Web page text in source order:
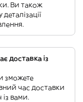
Ви також
доставка із
зможете
час доставки
вами.